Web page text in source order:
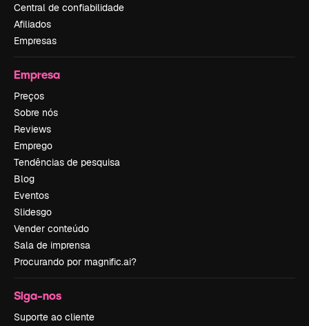
Central de confiabilidade
Afiliados
Empresas
Empresa
Preços
Sobre nós
Reviews
Emprego
Tendências de pesquisa
Blog
Eventos
Slidesgo
Vender conteúdo
Sala de imprensa
Procurando por magnific.ai?
Siga-nos
Suporte ao cliente